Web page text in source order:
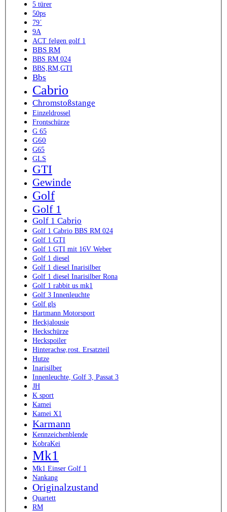
5 türer
50ps
79´
9A
ACT felgen golf 1
BBS RM
BBS RM 024
BBS,RM,GTI
Bbs
Cabrio
Chromstoßstange
Einzeldrossel
Frontschürze
G 65
G60
G65
GLS
GTI
Gewinde
Golf
Golf 1
Golf 1 Cabrio
Golf 1 Cabrio BBS RM 024
Golf 1 GTI
Golf 1 GTI mit 16V Weber
Golf 1 diesel
Golf 1 diesel Inarisilber
Golf 1 diesel Inarisilber Rona
Golf 1 rabbit us mk1
Golf 3 Innenleuchte
Golf gls
Hartmann Motorsport
Heckjalousie
Heckschürze
Heckspoiler
Hinterachse,rost. Ersatzteil
Hutze
Inarisilber
Innenleuchte, Golf 3, Passat 3
JH
K sport
Kamei
Kamei X1
Karmann
Kennzeichenblende
KobraKei
Mk1
Mk1 Einser Golf 1
Nankang
Originalzustand
Quartett
RM